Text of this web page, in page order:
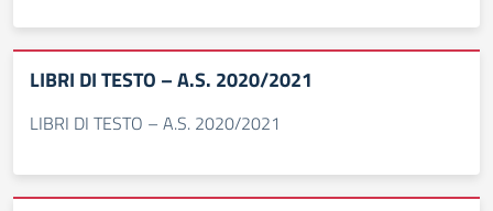
LIBRI DI TESTO – A.S. 2020/2021
LIBRI DI TESTO – A.S. 2020/2021